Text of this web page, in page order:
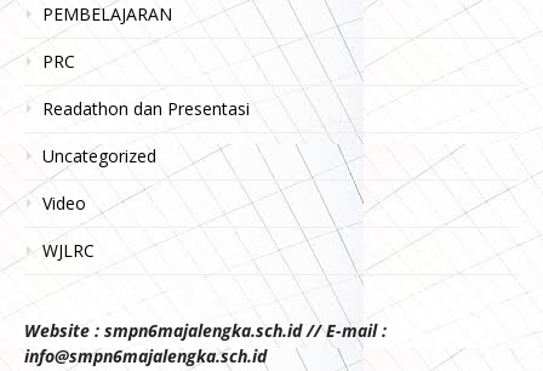
PEMBELAJARAN
PRC
Readathon dan Presentasi
Uncategorized
Video
WJLRC
Website : smpn6majalengka.sch.id // E-mail :
info@smpn6majalengka.sch.id